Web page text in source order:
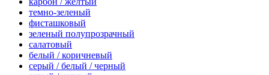
темно-зеленый
фисташковый
зеленый полупрозрачный
салатовый
белый / коричневый
серый / белый / черный